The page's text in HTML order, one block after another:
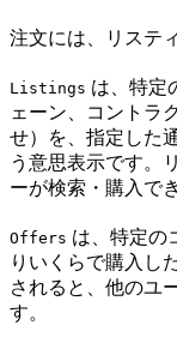
注文には、リステ
Listings は、特定
ェーン、コントラ
せ）を、指定した
う意思表示です。
ーが検索・購入で
Offers は、特定の
りいくらで購入し
されると、他のユ
す。